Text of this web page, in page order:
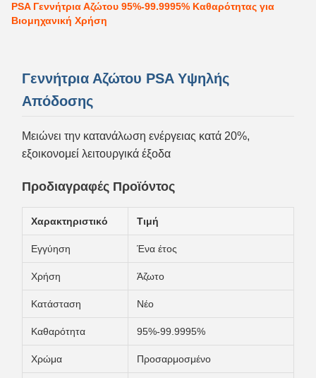
PSA Γεννήτρια Αζώτου 95%-99.9995% Καθαρότητας για
Βιομηχανική Χρήση
Γεννήτρια Αζώτου PSA Υψηλής
Απόδοσης
Μειώνει την κατανάλωση ενέργειας κατά 20%,
εξοικονομεί λειτουργικά έξοδα
Προδιαγραφές Προϊόντος
Χαρακτηριστικό Τιμή
Εγγύηση Ένα έτος
Χρήση Άζωτο
Κατάσταση Νέο
Καθαρότητα 95%-99.9995%
Χρώμα Προσαρμοσμένο